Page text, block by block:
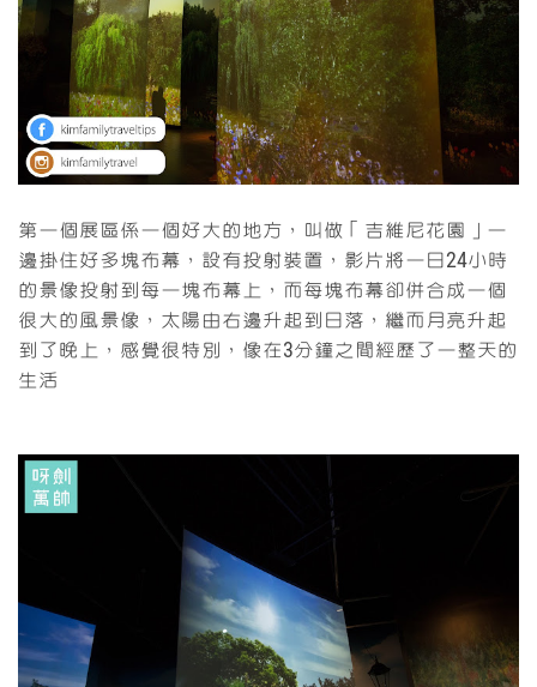
第一個展區係一個好大的地方，叫做「吉維尼花園」一
邊掛住好多塊布幕，設有投射裝置，影片將一日24小時
的景像投射到每一塊布幕上，而每塊布幕卻併合成一個
很大的風景像，太陽由右邊升起到日落，繼而月亮升起
到了晚上，感覺很特別，像在3分鐘之間經歷了一整天的
生活